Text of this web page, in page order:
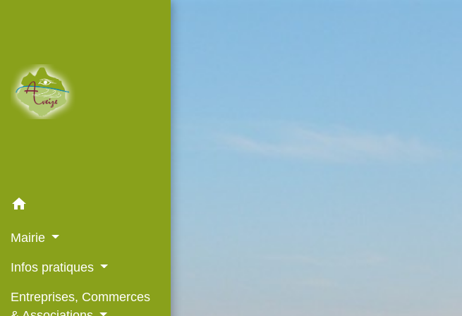
home
Mairie
Infos pratiques
Entreprises, Commerces